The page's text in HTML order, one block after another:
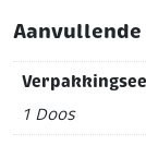
1 Doos